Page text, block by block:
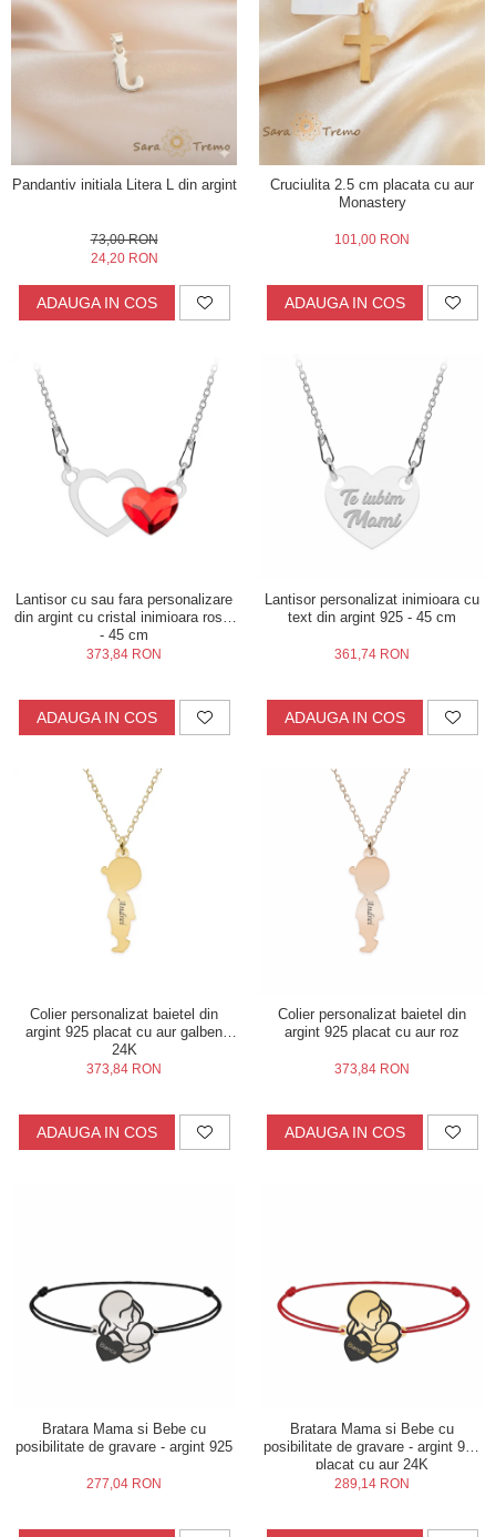
Inele
Lanturi
Bijuterii din argint placate cu aur 24K
Pandantiv initiala Litera L din argint
73,00 RON
24,20 RON
ADAUGA IN COS
Cruciulita 2.5 cm placata cu aur
Monastery
101,00 RON
ADAUGA IN COS
Lantisor cu sau fara personalizare
din argint cu cristal inimioara rosie
- 45 cm
373,84 RON
ADAUGA IN COS
Lantisor personalizat inimioara cu
text din argint 925 - 45 cm
361,74 RON
ADAUGA IN COS
Colier personalizat baietel din
argint 925 placat cu aur galben
24K
373,84 RON
ADAUGA IN COS
Colier personalizat baietel din
argint 925 placat cu aur roz
373,84 RON
ADAUGA IN COS
Bratara Mama si Bebe cu
posibilitate de gravare - argint 925
277,04 RON
Bratara Mama si Bebe cu
posibilitate de gravare - argint 925
placat cu aur 24K
289,14 RON